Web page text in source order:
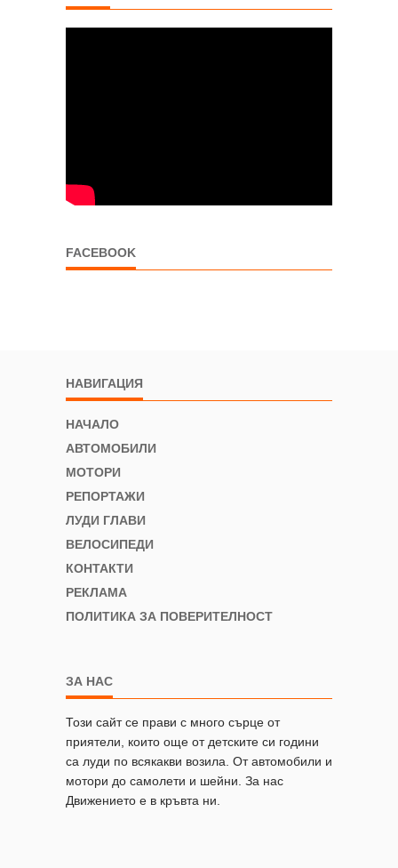
FACEBOOK
НАВИГАЦИЯ
НАЧАЛО
АВТОМОБИЛИ
МОТОРИ
РЕПОРТАЖИ
ЛУДИ ГЛАВИ
ВЕЛОСИПЕДИ
КОНТАКТИ
РЕКЛАМА
ПОЛИТИКА ЗА ПОВЕРИТЕЛНОСТ
ЗА НАС
Този сайт се прави с много сърце от
приятели, които още от детските си години
са луди по всякакви возила. От автомобили и
мотори до самолети и шейни. За нас
Движението е в кръвта ни.